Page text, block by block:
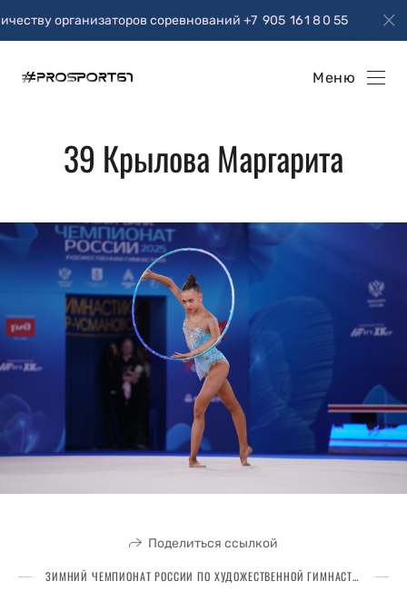
соревнований +7 905 16 1 8 0 55
Меню
39 Крылова Маргарита
Поделиться ссылкой
ЗИМНИЙ ЧЕМПИОНАТ РОССИИ ПО ХУДОЖЕСТВЕННОЙ ГИМНАСТИКЕ 2025